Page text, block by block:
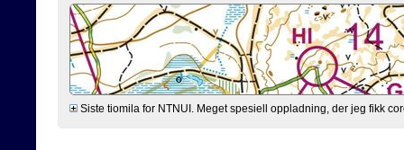
Siste tiomila for NTNUI. Meget spesiell oppladning, der jeg fikk